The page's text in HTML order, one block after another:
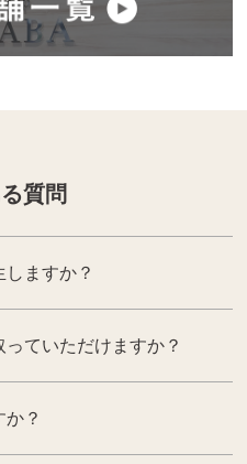
質問
ますか？
ていただけますか？
？